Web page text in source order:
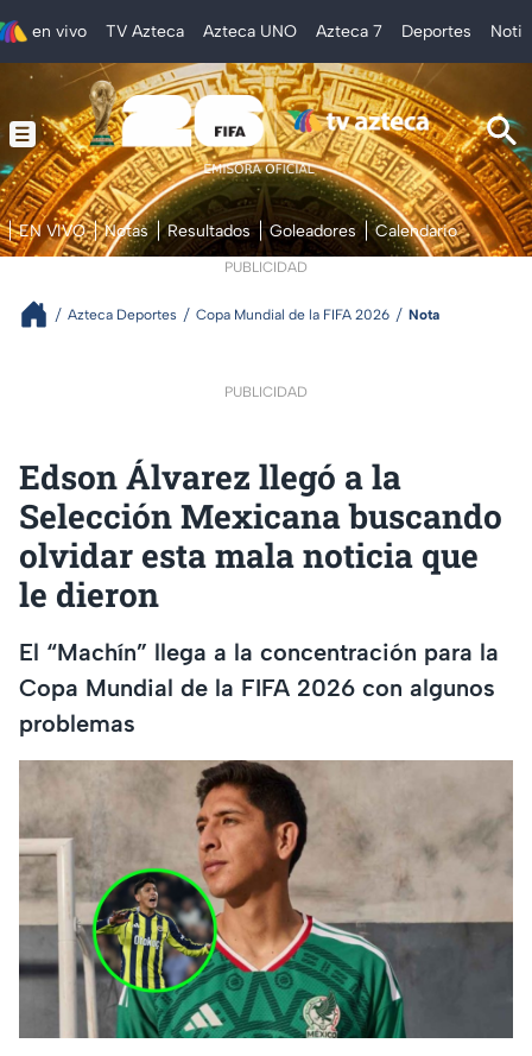
en vivo TV Azteca Azteca UNO Azteca 7 Deportes
EN VIVO Notas Resultados Goleadores Calendario
PUBLICIDAD
Azteca Deportes Copa Mundial de la FIFA 2026 Nota
PUBLICIDAD
Edson Álvarez llegó a la
Selección Mexicana buscando
olvidar esta mala noticia que
le dieron
El “Machín” llega a la concentración para la
Copa Mundial de la FIFA 2026 con algunos
problemas